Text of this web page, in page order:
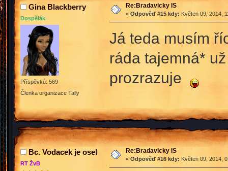
Gina Blackberry
Dospělák
Příspěvků: 569
Členka organizace Tally
Re:Bradavicky IS
« Odpověď #15 kdy: Květen 09, 2014,
Já teda musím
ráda tajemná*
prozrazuje
Bc. Vodacek je osel
RT ŽvB
Re:Bradavicky IS
« Odpověď #16 kdy: Květen 09, 2014,